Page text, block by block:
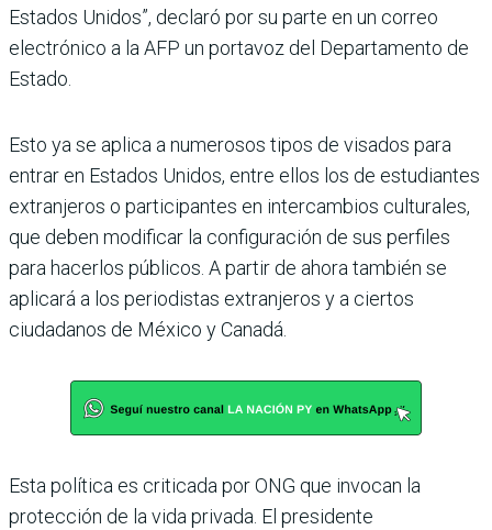
Estados Unidos”, declaró por su parte en un correo
electrónico a la AFP un portavoz del Departamento de
Estado.
Esto ya se aplica a numerosos tipos de visados para
entrar en Estados Unidos, entre ellos los de estudiantes
extranjeros o participantes en intercambios culturales,
que deben modificar la configuración de sus perfiles
para hacerlos públicos. A partir de ahora también se
aplicará a los periodistas extranjeros y a ciertos
ciudadanos de México y Canadá.
Esta política es criticada por ONG que invocan la
protección de la vida privada. El presidente